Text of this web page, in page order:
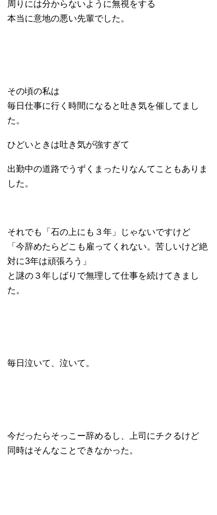
周りには分からないように無視をする
本当に意地の悪い先輩でした。
その頃の私は
毎日仕事に行く時間になると吐き気を催してまし
た。
ひどいときは吐き気が強すぎて
出勤中の道路でうずくまったりなんてこともありま
した。
それでも「石の上にも３年」じゃないですけど
「今辞めたらどこも雇ってくれない。苦しいけど絶
対に3年は頑張ろう」
と謎の３年しばりで無理して仕事を続けてきまし
た。
毎日泣いて、泣いて。
今だったらそっこー辞めるし、上司にチクるけど
同時はそんなことできなかった。